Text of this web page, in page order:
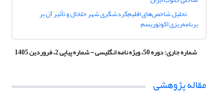
تحلیل شاخص‌های اقلیم‌گردشگری شهر خلخال و تأثیر آن بر
برنامه‌ریزی اکوتوریسم
شماره جاری:دوره 50، ویژه نامه انگلیسی - شماره پیاپی 2، فروردین 1405
مقاله پژوهشی